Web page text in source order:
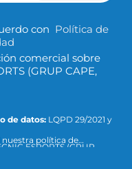
con Política de
comercial sobre
(GRUP CAPE,
de datos: LQPD 29/2021 y
política de